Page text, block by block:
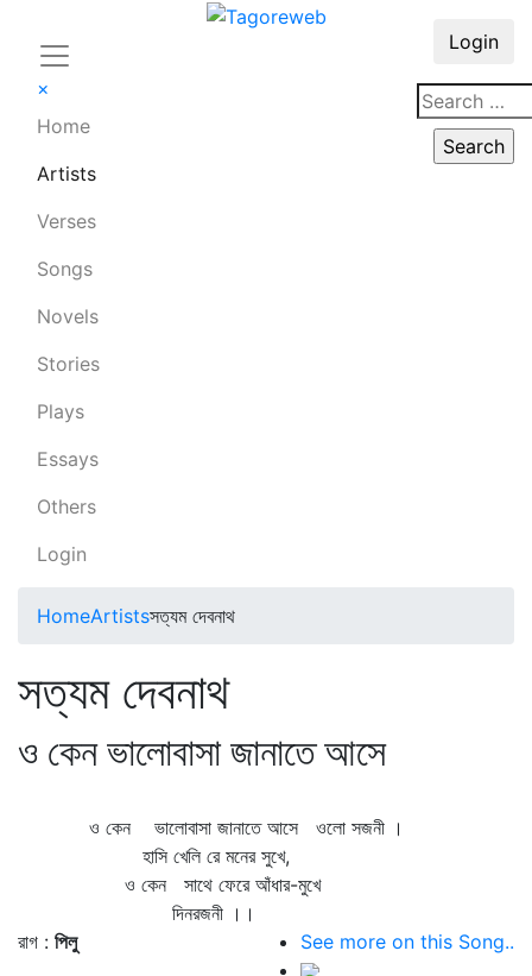
×
Home
Artists
Verses
Songs
Novels
Stories
Plays
Essays
Others
Login
Login
HomeArtistsসত্যম দেবনাথ
সত্যম দেবনাথ
ও কেন ভালোবাসা জানাতে আসে
ও কেন ভালোবাসা জানাতে আসে ওলো সজনী ।
হাসি খেলি রে মনের সুখে,
ও কেন সাথে ফেরে আঁধার-মুখে
দিনরজনী ।।
রাগ : পিলু
See more on this Song..